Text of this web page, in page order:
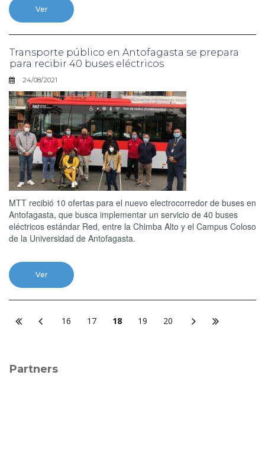
Ver
Transporte público en Antofagasta se prepara
para recibir 40 buses eléctricos
24/08/2021
MTT recibió 10 ofertas para el nuevo electrocorredor de buses en
Antofagasta, que busca implementar un servicio de 40 buses
eléctricos estándar Red, entre la Chimba Alto y el Campus Coloso
de la Universidad de Antofagasta.
Ver
16 17 18 19 20
Partners